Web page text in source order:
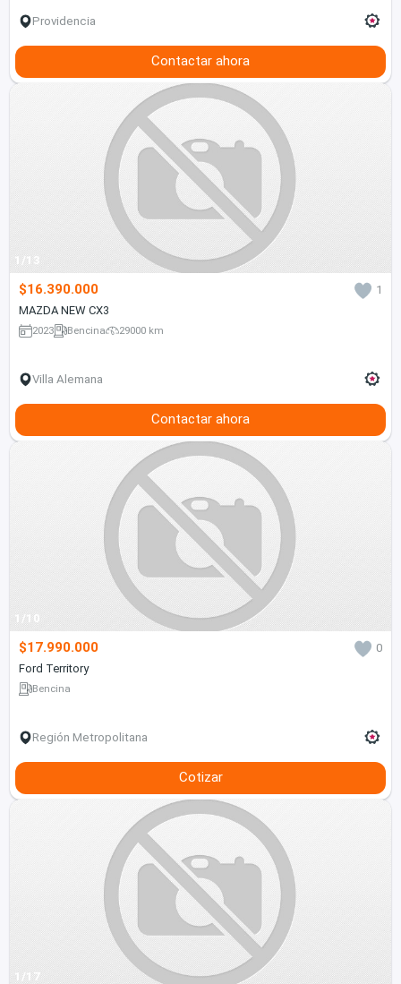
Providencia
Contactar ahora
1/13
$16.390.000
1
MAZDA NEW CX3
2023 Bencina 29000 km
Villa Alemana
Contactar ahora
1/10
$17.990.000
0
Ford Territory
Bencina
Región Metropolitana
Cotizar
1/17